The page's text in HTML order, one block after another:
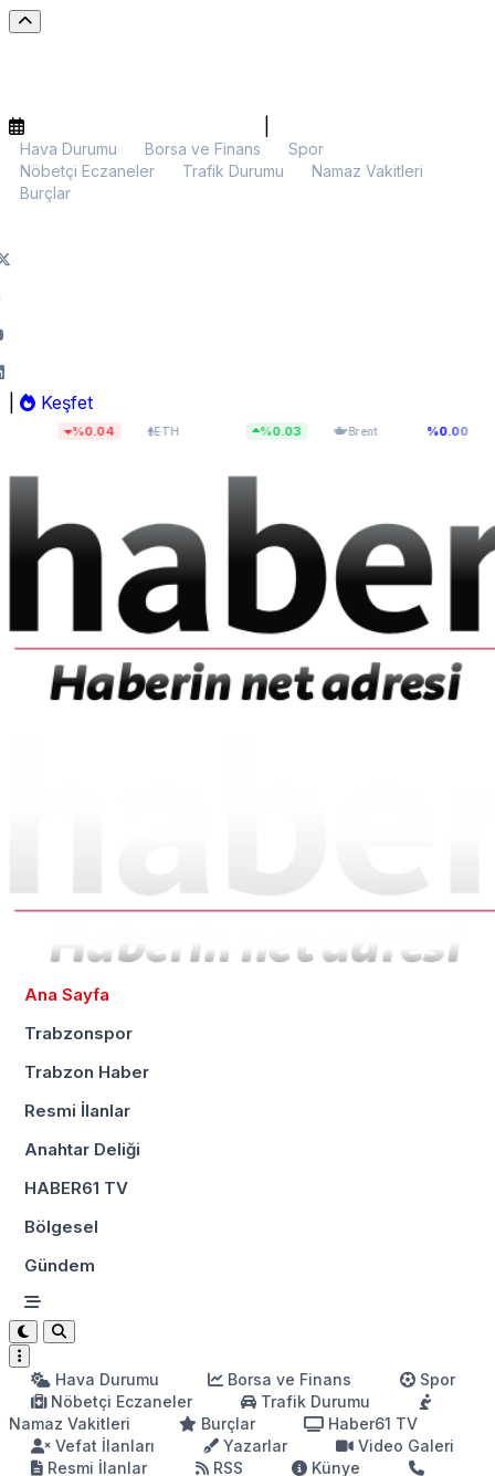
Hava Durumu Borsa ve Finans
Spor
Nöbetçi Eczaneler
Trafik Durumu
Namaz Vakitleri
Burçlar
Keşfet
ETH$1.903,01 Brent $83,33 %0.00 BIST 100
Ana Sayfa
Trabzonspor
Trabzon Haber
Resmi İlanlar
Anahtar Deliği
HABER61 TV
Bölgesel
Gündem
Hava Durumu Borsa ve Finans
Spor
Nöbetçi Eczaneler
Trafik Durumu
Namaz Vakitleri
Burçlar
Haber61 TV
Vefat İlanları
Yazarlar
Video Galeri
Resmi İlanlar
RSS
Künye